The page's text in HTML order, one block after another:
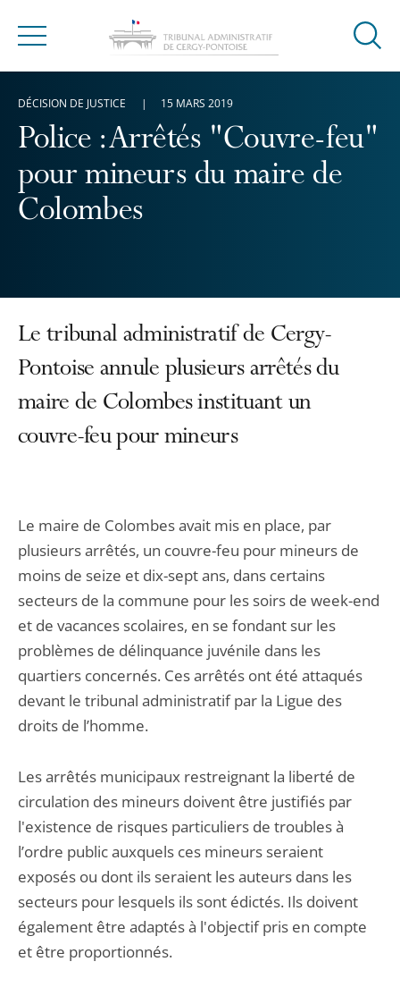
Menu
Ouvrir
Police : Arrêtés "Couvre-feu"
pour mineurs du maire de
Colombes
DÉCISION DE JUSTICE 15 MARS 2019
Le tribunal administratif de Cergy-
Pontoise annule plusieurs arrêtés du
maire de Colombes instituant un
couvre-feu pour mineurs
Le maire de Colombes avait mis en place, par
plusieurs arrêtés, un couvre-feu pour mineurs de
moins de seize et dix-sept ans, dans certains
secteurs de la commune pour les soirs de week-end
et de vacances scolaires, en se fondant sur les
problèmes de délinquance juvénile dans les
quartiers concernés. Ces arrêtés ont été attaqués
devant le tribunal administratif par la Ligue des
droits de l’homme.
Les arrêtés municipaux restreignant la liberté de
circulation des mineurs doivent être justifiés par
l'existence de risques particuliers de troubles à
l’ordre public auxquels ces mineurs seraient
exposés ou dont ils seraient les auteurs dans les
secteurs pour lesquels ils sont édictés. Ils doivent
également être adaptés à l'objectif pris en compte
et être proportionnés.